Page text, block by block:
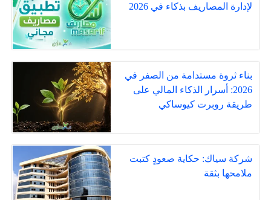
لإدارة المصاريف بذكاء في 2026
بناء ثروة مستدامة من الصفر في
2026: أسرار الذكاء المالي على
طريقة روبرت كيوساكي
شركة سياك: حكاية صعودٍ كتبت
ملامحها بثقة